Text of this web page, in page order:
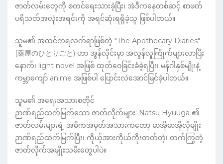
ဇာတ်လမ်းတွေကို စတင်ရေးသားခဲ့ပြီး၊ အဲဒီကနေတစ်ဆင့် စာဖတ်
ပရိသတ်အလုံးအရင်းကို အရင်ဆုံးရရှိခဲ့သူ ဖြစ်ပါတယ်။
သူမ၏ အထင်ကရလက်ရာဖြစ်တဲ့ "The Apothecary Diaries"
(薬屋のひとりごと) ဟာ အွန်လိုင်းမှာ အလွန်လူကြိုက်များလာပြီး
နောက်၊ light novel အဖြစ် ထုတ်ဝေခြင်းခံခဲ့ရပြီး၊ မန်ဂါနှစ်မျိုးနဲ့
ကမ္ဘာကျော် anime အဖြစ်ပါ ပြောင်းလဲအောင်မြင်ခဲ့ပါတယ်။
သူမ၏ အရေးအသားစတိုင်
ဉာဏ်ရည်ထက်မြက်သော ဇာတ်လိုက်များ: Natsu Hyuuga ၏
ဇာတ်လမ်းများရဲ့ အဓိကအမှတ်အသားကတော့ မာအိုမာအိုလိုမျိုး
ဉာဏ်ရည်ထက်မြက်ပြီး၊ ကိုယ့်အားကိုယ်ကိုးတတ်တဲ့၊ တက်ကြွတဲ့
ဇာတ်လိုက်အမျိုးသမီးတွေပါပဲ။